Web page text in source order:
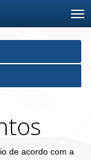
de acordo com a